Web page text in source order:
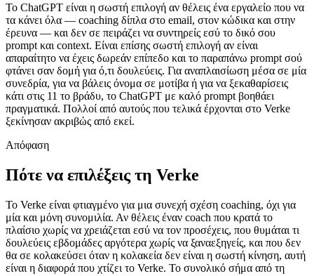
Το ChatGPT είναι η σωστή επιλογή αν θέλεις ένα εργαλείο που να
τα κάνει όλα — coaching δίπλα στο email, στον κώδικα και στην
έρευνα — και δεν σε πειράζει να συντηρείς εσύ το δικό σου
prompt και context. Είναι επίσης σωστή επιλογή αν είναι
απαραίτητο να έχεις δωρεάν επίπεδο και το παραπάνω prompt σού
φτάνει σαν δομή για ό,τι δουλεύεις. Για αναπλαισίωση μέσα σε μία
συνεδρία, για να βάλεις όνομα σε μοτίβα ή για να ξεκαθαρίσεις
κάτι στις 11 το βράδυ, το ChatGPT με καλό prompt βοηθάει
πραγματικά. Πολλοί από αυτούς που τελικά έρχονται στο Verke
ξεκίνησαν ακριβώς από εκεί.
Απόφαση
Πότε να επιλέξεις τη Verke
Το Verke είναι φτιαγμένο για μια συνεχή σχέση coaching, όχι για
μία και μόνη συνομιλία. Αν θέλεις έναν coach που κρατά το
πλαίσιο χωρίς να χρειάζεται εσύ να τον προσέχεις, που θυμάται τι
δουλεύεις εβδομάδες αργότερα χωρίς να ξαναεξηγείς, και που δεν
θα σε κολακεύσει όταν η κολακεία δεν είναι η σωστή κίνηση, αυτή
είναι η διαφορά που χτίζει το Verke. Το συνολικό σήμα από τη